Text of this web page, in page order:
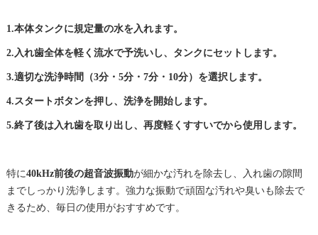
1.本体タンクに規定量の水を入れます。
2.入れ歯全体を軽く流水で予洗いし、タンクにセットします。
3.適切な洗浄時間（3分・5分・7分・10分）を選択します。
4.スタートボタンを押し、洗浄を開始します。
5.終了後は入れ歯を取り出し、再度軽くすすいでから使用します。
特に40kHz前後の超音波振動が細かな汚れを除去し、入れ歯の隙間
までしっかり洗浄します。強力な振動で頑固な汚れや臭いも除去で
きるため、毎日の使用がおすすめです。